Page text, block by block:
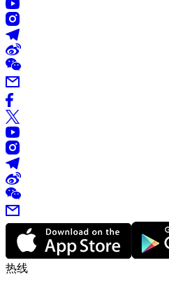
热线